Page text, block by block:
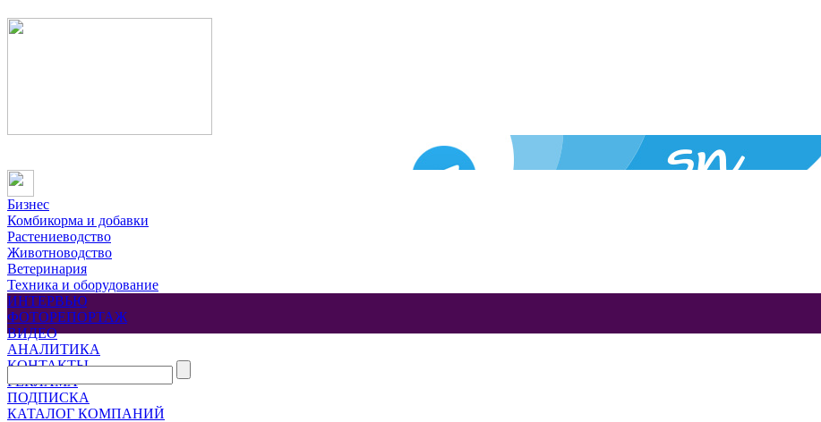
Бизнес
Комбикорма и добавки
Растениеводство
Животноводство
Ветеринария
Техника и оборудование
ИНТЕРВЬЮ
ФОТОРЕПОРТАЖ
ВИДЕО
АНАЛИТИКА
КОНТАКТЫ
РЕКЛАМА
ПОДПИСКА
КАТАЛОГ КОМПАНИЙ